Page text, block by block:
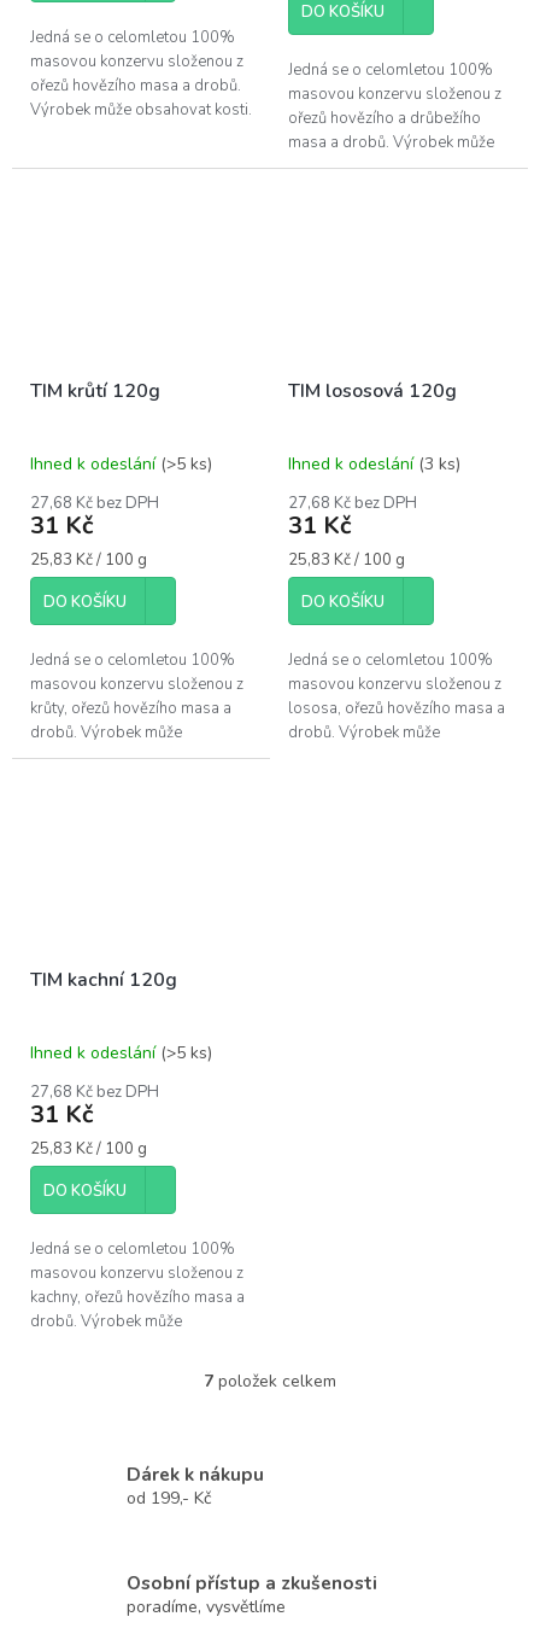
Jedná se o celomletou 100%
masovou konzervu složenou z
ořezů hovězího masa a drobů.
Výrobek může obsahovat kosti.
DO KOŠÍKU
Jedná se o celomletou 100%
masovou konzervu složenou z
ořezů hovězího a drůbežího
masa a drobů. Výrobek může
obsahovat kosti.
TIM krůtí 120g
Ihned k odeslání (>5 ks)
27,68 Kč bez DPH
31 Kč
Měrná
cena:
25,83 Kč / 100 g
DO KOŠÍKU
Jedná se o celomletou 100%
masovou konzervu složenou z
krůty, ořezů hovězího masa a
drobů. Výrobek může
obsahovat kosti.
TIM lososová 120g
Ihned k odeslání (3 ks)
27,68 Kč bez DPH
31 Kč
Měrná
cena:
25,83 Kč / 100 g
DO KOŠÍKU
Jedná se o celomletou 100%
masovou konzervu složenou z
lososa, ořezů hovězího masa a
drobů. Výrobek může
TIM kachní 120g
Ihned k odeslání (>5 ks)
27,68 Kč bez DPH
31 Kč
Měrná
cena:
25,83 Kč / 100 g
DO KOŠÍKU
Jedná se o celomletou 100%
masovou konzervu složenou z
kachny, ořezů hovězího masa a
drobů. Výrobek může
O
p
r
v
7 položek celkem
Dárek k nákupu
od 199,- Kč
Osobní přístup a zkušenosti
poradíme, vysvětlíme